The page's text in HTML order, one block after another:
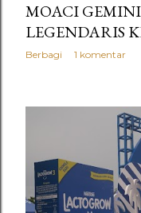
MOACI
LEGENDARIS
Berbagi 1 komentar